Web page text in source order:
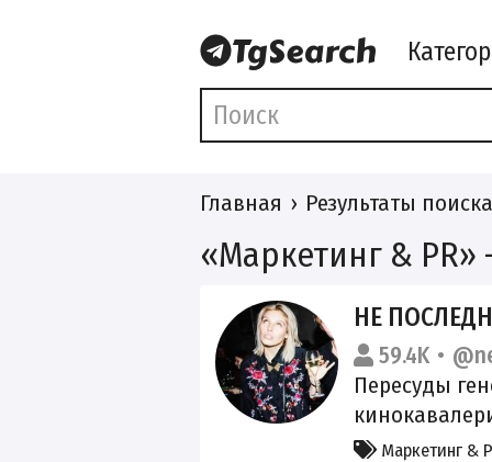
Главная Результаты поиска
«Маркетинг & PR»
НЕ
59.4K
Пересуды
пехоты. Про
Маркетинг &